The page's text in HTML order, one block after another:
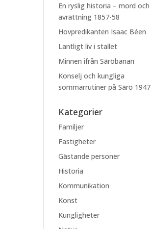
En ryslig historia – mord och
avrättning 1857-58
Hovpredikanten Isaac Béen
Lantligt liv i stallet
Minnen ifrån Säröbanan
Konselj och kungliga
sommarrutiner på Särö 1947
Kategorier
Familjer
Fastigheter
Gästande personer
Historia
Kommunikation
Konst
Kungligheter